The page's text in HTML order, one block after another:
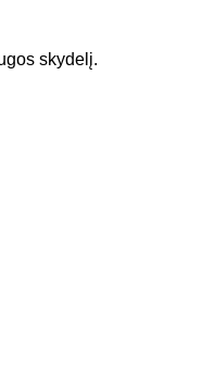
skydelį.